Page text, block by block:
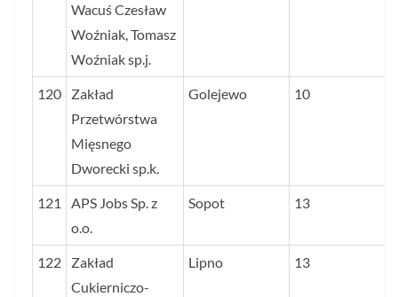
Wacuś Czesław
Woźniak, Tomasz
Woźniak sp.j.
120
Zakład
Przetwórstwa
Mięsnego
Dworecki sp.k.
Golejewo 10
121
APS Jobs Sp. z
o.o.
Sopot 13
122
Zakład
Cukierniczo-
Lipno 13